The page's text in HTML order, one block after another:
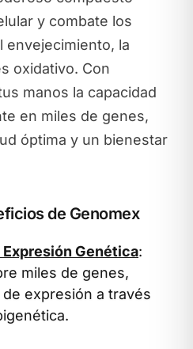
y combate los
envejecimiento, la
oxidativo. Con
manos la capacidad
en miles de genes,
óptima y un bienestar
de Genomex
Genética:
miles de genes,
expresión a través